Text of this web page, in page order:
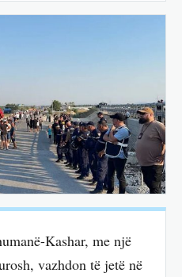
Kashar, me një
vazhdon të jetë në